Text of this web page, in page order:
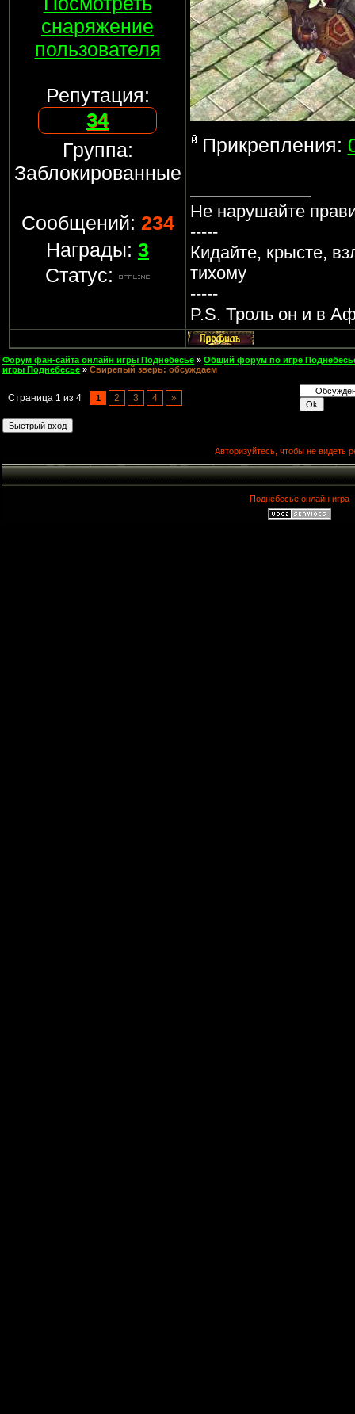
снаряжение
пользователя
Репутация:
34
Группа:
Заблокированные
Сообщений: 234
Награды: 3
Статус:
Прикрепления:
Не нарушайте
-----
Кидайте, крысте,
тихому
-----
P.S. Троль он и в
Форум фан-сайта онлайн игры Поднебесье » Общий форум по игре
игры Поднебесье » Свирепый зверь: обсуждаем
Страница 1 из 4 1 2 3 4 »
Авторизуйтесь, чтобы не видеть
Поднебесье онлайн игра